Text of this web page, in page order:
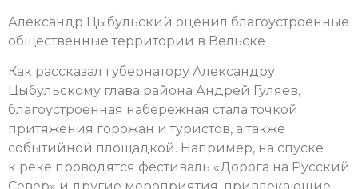
Александр Цыбульский оценил благоустроенные
общественные территории в Вельске
Как рассказал губернатору Александру
Цыбульскому глава района Андрей Гуляев,
благоустроенная набережная стала точкой
притяжения горожан и туристов, а также
событийной площадкой. Например, на спуске
к реке проводятся фестиваль «Дорога на Русский